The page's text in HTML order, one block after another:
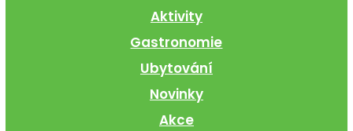
Aktivity
Gastronomie
Ubytování
Novinky
Akce